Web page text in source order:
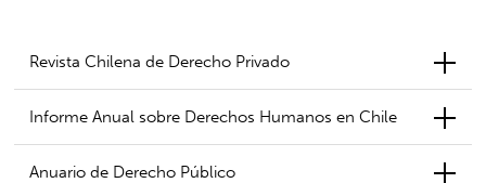
Revista Chilena de Derecho Privado
Informe Anual sobre Derechos Humanos en Chile
Anuario de Derecho Público